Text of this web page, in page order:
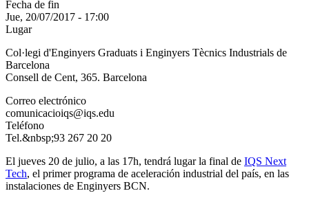
Fecha de fin
Jue, 20/07/2017 - 17:00
Lugar
Col·legi d'Enginyers Graduats i Enginyers Tècnics Industrials de
Barcelona
Consell de Cent, 365. Barcelona
Correo electrónico
comunicacioiqs@iqs.edu
Teléfono
Tel.&nbsp;93 267 20 20
El jueves 20 de julio, a las 17h, tendrá lugar la final de IQS Next
Tech, el primer programa de aceleración industrial del país, en las
instalaciones de Enginyers BCN.